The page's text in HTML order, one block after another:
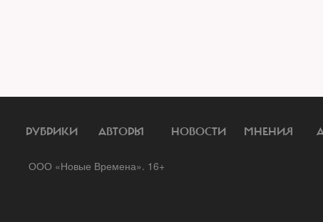
РУБРИКИ АВТОРЫ НОВОСТИ МНЕНИЯ
ООО «Новые Времена». 16+